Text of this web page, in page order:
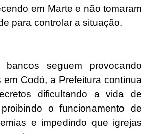
em Marte e não tomaram
para controlar a situação.
bancos seguem provocando
em Codó, a Prefeitura continua
dificultando a vida de
o funcionamento de
e impedindo que igrejas